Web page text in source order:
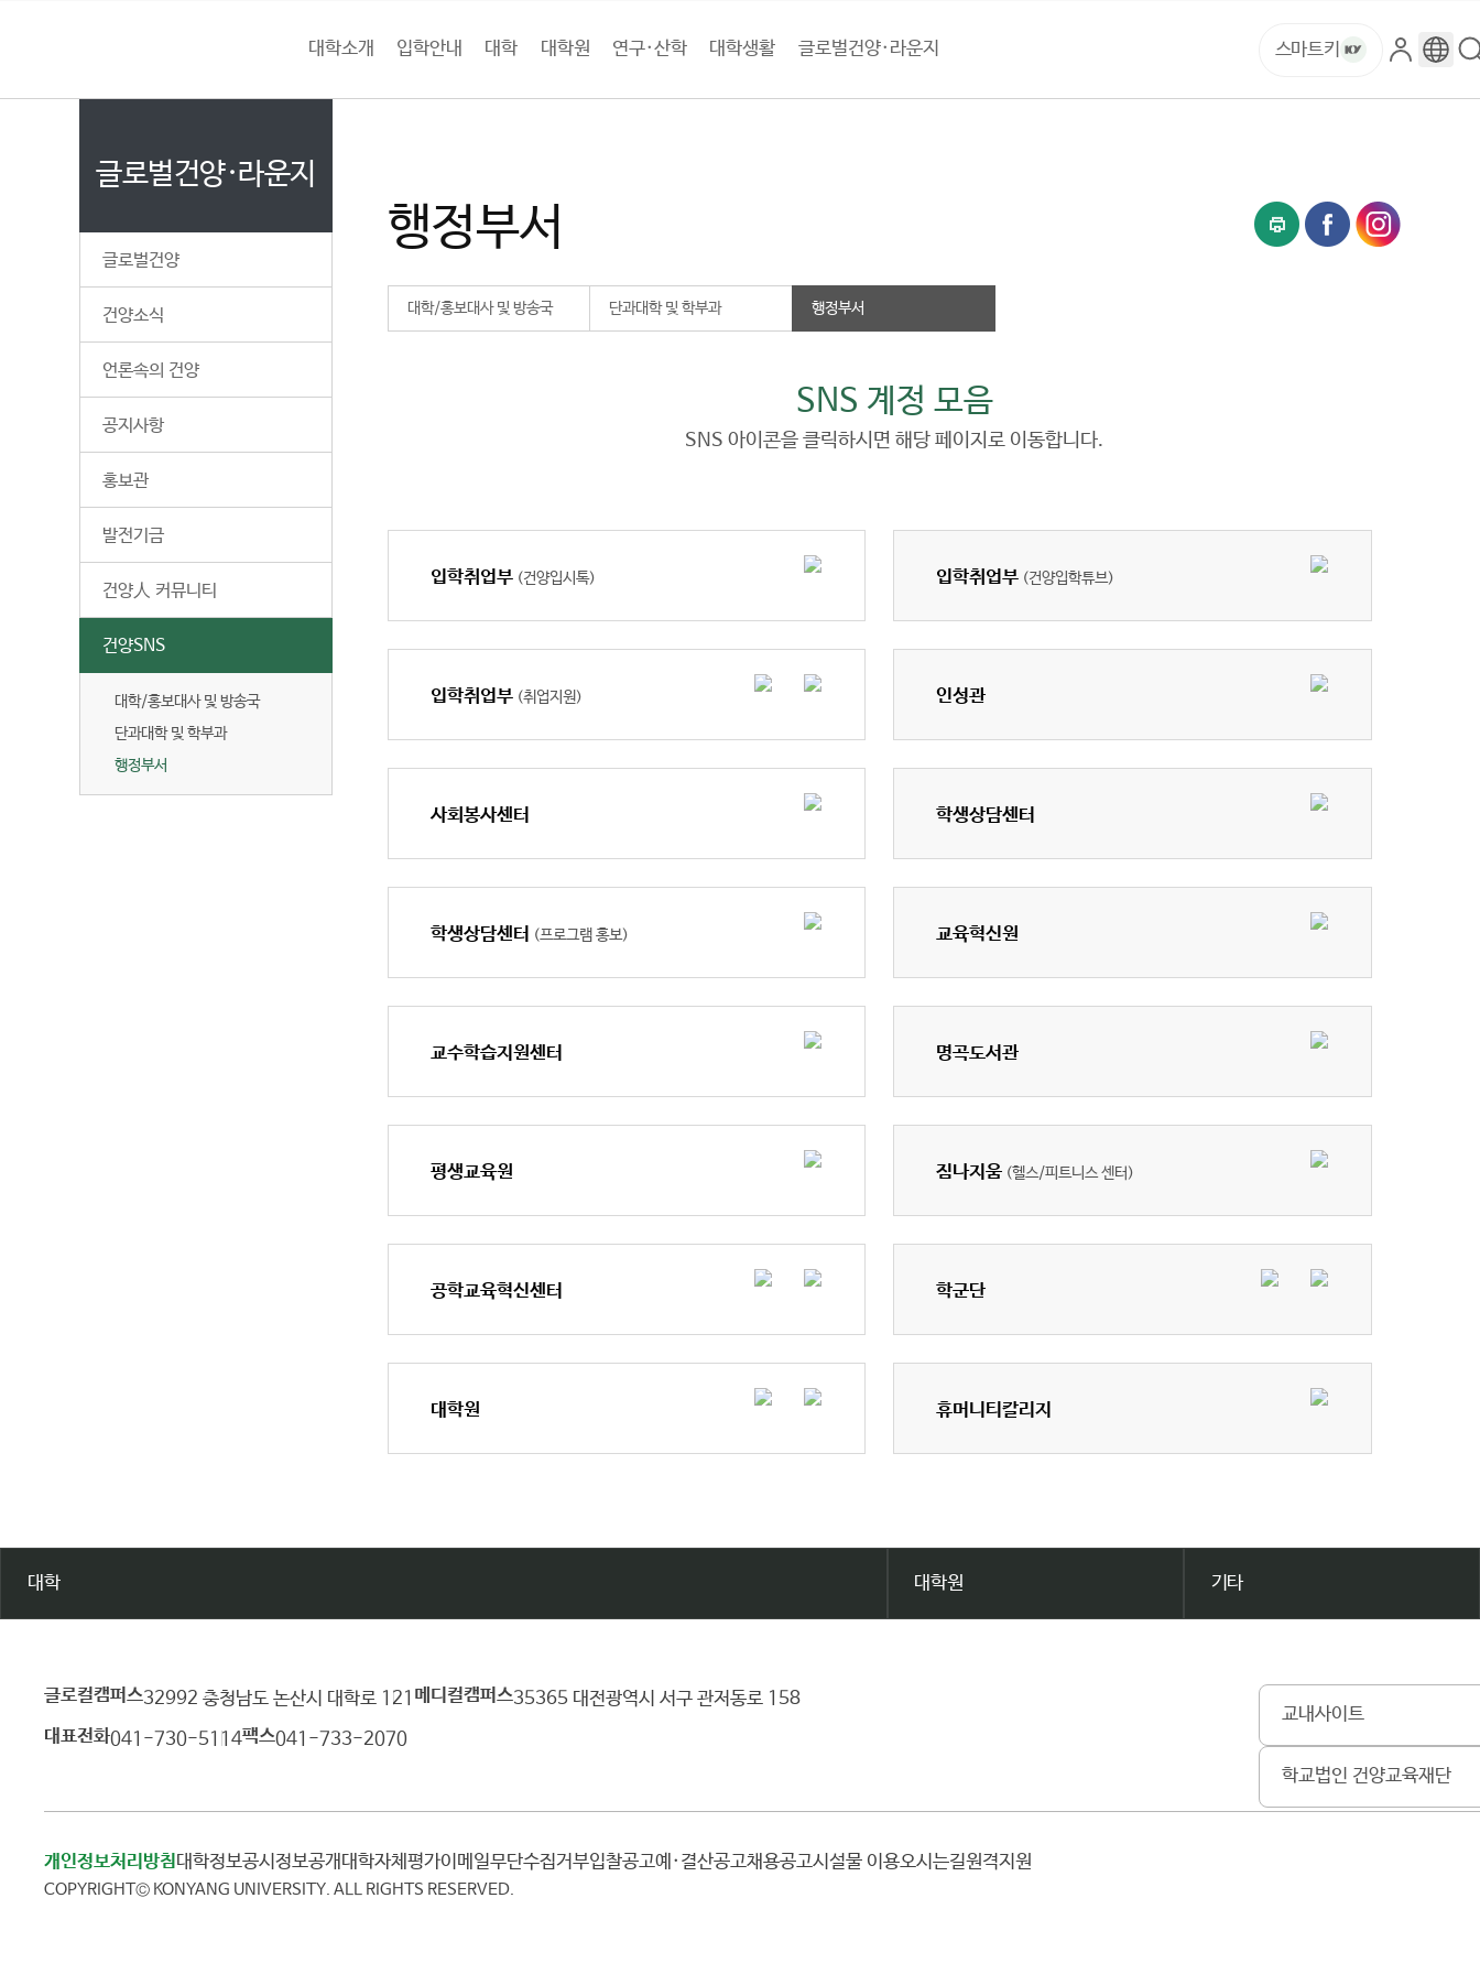
대학소개 입학안내 대학 대학원 연구·산학 대학생활 글로벌건양·라운지 스마트키
로
구
글로벌건양·라운지
글로벌건양
건양소식
언론속의 건양
공지사항
홍보관
발전기금
건양人 커뮤니티
건양SNS
대학/홍보대사 및 방송국
단과대학 및 학부과
행정부서
이
로
행정부서
대학/홍보대사 및 방송국 단과대학 및 학부과 행정부서
SNS 계정 모음
SNS 아이콘을 클릭하시면 해당 페이지로 이동합니다.
입학취업부 (건양입시톡) 입학취업부 (건양입학튜브)
입학취업부 (취업지원) 인성관
사회봉사센터 학생상담센터
학생상담센터 (프로그램 홍보) 교육혁신원
교수학습지원센터 명곡도서관
평생교육원 짐나지움 (헬스/피트니스 센터)
공학교육혁신센터 학군단
대학원 휴머니티칼리지
대학 대학원 기타
건
양
교
글로컬캠퍼스 32992 충청남도 논산시 대학로 121 메디컬캠퍼스 35365 대전광역시 서구 관저동로 158
대표전화 041-730-5114 팩스 041-733-2070
교내사이트
학교법인 건양교육재단
개인정보처리방침 대학정보공시 정보공개 대학자체평가 이메일무단수집거부 입찰공고 예·결산공고 채용공고 시설물 이용 오시는길 원격지원
COPYRIGHT© KONYANG UNIVERSITY. ALL RIGHTS RESERVED.